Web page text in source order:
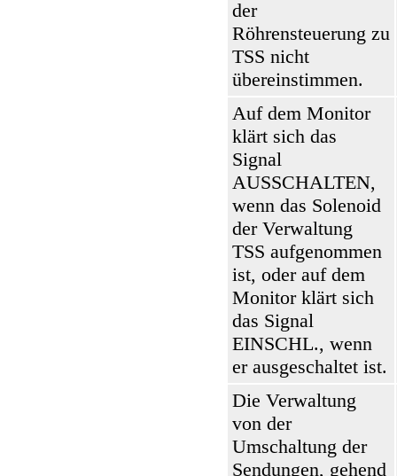
der
Röhrensteuerung zu
TSS nicht
übereinstimmen.
Auf dem Monitor
klärt sich das
Signal
AUSSCHALTEN,
wenn das Solenoid
der Verwaltung
TSS aufgenommen
ist, oder auf dem
Monitor klärt sich
das Signal
EINSCHL., wenn
er ausgeschaltet ist.
Die Verwaltung
von der
Umschaltung der
Sendungen, gehend